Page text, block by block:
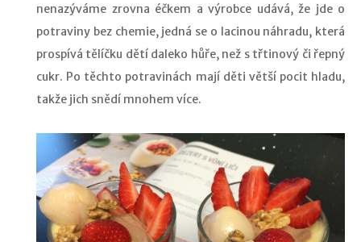
nenazýváme zrovna éčkem a výrobce udává, že jde o
potraviny bez chemie, jedná se o lacinou náhradu, která
prospívá tělíčku dětí daleko hůře, než s třtinový či řepný
cukr. Po těchto potravinách mají děti větší pocit hladu,
takže jich snědí mnohem více.